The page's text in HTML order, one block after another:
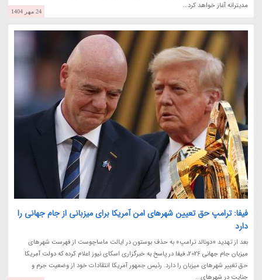
مدیترانه آغاز خواهد کرد...
24 مهر 1404
فیفا: ترامپ حق تعیین شهرهای امن آمریکا برای میزبانی از جام جهانی را
دارد
بعد از تهدید «دونالد ترامپ» به حذف بوستون در ایالت ماساچوست از فهرست شهرهای
میزبان جام جهانی 2026، فیفا در پاسخ به خبرگزاری اسکای نیوز اعلام کرده که دولت آمریکا
حق تغییر شهرهای میزبان را دارد. رئیس جمهور آمریکا انتقادات خود از وضعیت جرم و
جنایت در شهرهای...